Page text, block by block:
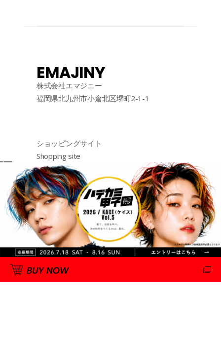
EMAJINY
株式会社エマジニー
福岡県北九州市小倉北区堺町2-1-1
ショッピングサイト
Shopping site
购物网站
http://emajiny.jp